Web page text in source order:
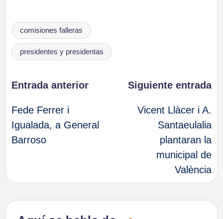
Etiquetas:
comisiones falleras
presidentes y presidentas
Navegación
de
entradas
Entrada anterior
Fede Ferrer i
Igualada, a General
Barroso
Siguiente entrada
Vicent Llàcer i A.
Santaeulalia
plantaran la
municipal de
València